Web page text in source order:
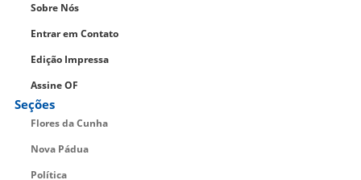
Sobre Nós
Entrar em Contato
Edição Impressa
Assine OF
Seções
Flores da Cunha
Nova Pádua
Política